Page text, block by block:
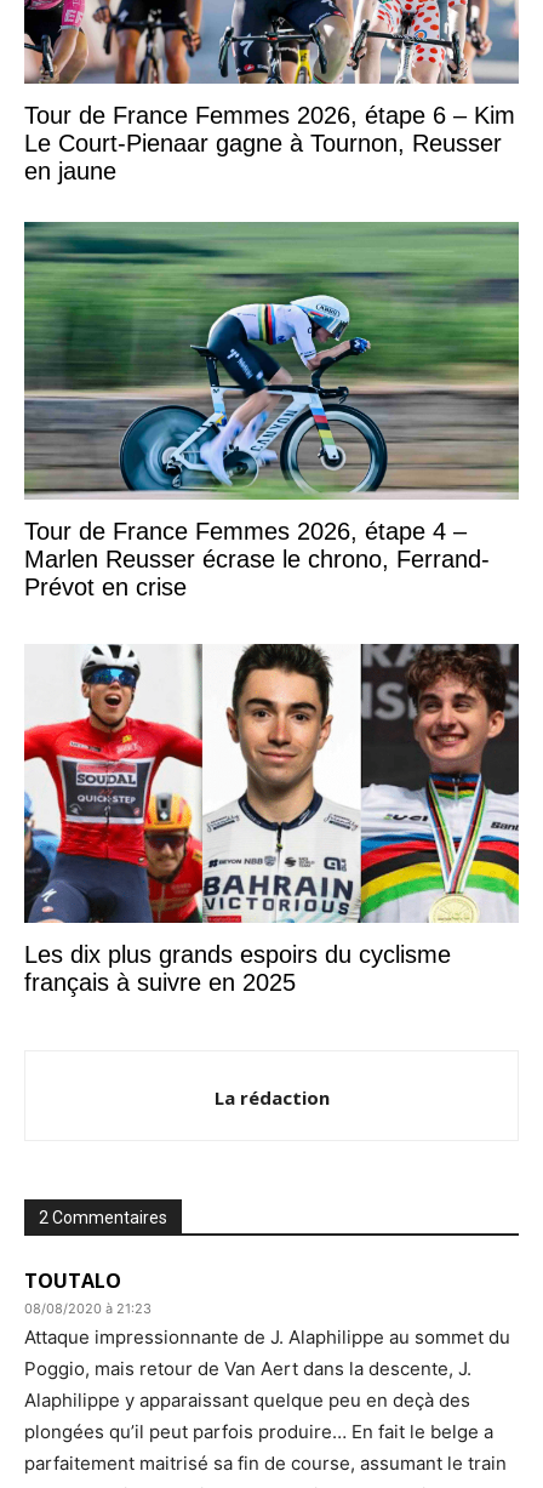
Tour de France Femmes 2026, étape 6 – Kim
Le Court-Pienaar gagne à Tournon, Reusser
en jaune
Tour de France Femmes 2026, étape 4 –
Marlen Reusser écrase le chrono, Ferrand-
Prévot en crise
Les dix plus grands espoirs du cyclisme
français à suivre en 2025
La rédaction
2 Commentaires
TOUTALO
08/08/2020 à 21:23
Attaque impressionnante de J. Alaphilippe au sommet du
Poggio, mais retour de Van Aert dans la descente, J.
Alaphilippe y apparaissant quelque peu en deçà des
plongées qu’il peut parfois produire… En fait le belge a
parfaitement maitrisé sa fin de course, assumant le train